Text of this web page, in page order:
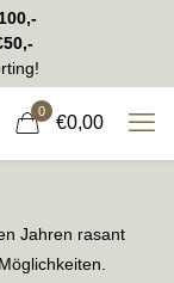
0
€0,00
Jahren rasant